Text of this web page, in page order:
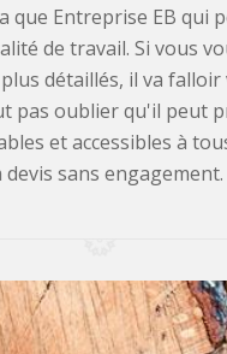
que Entreprise EB qui
de travail. Si vous
détaillés, il va
pas oublier qu'il peut
et accessibles à
sans engagement.